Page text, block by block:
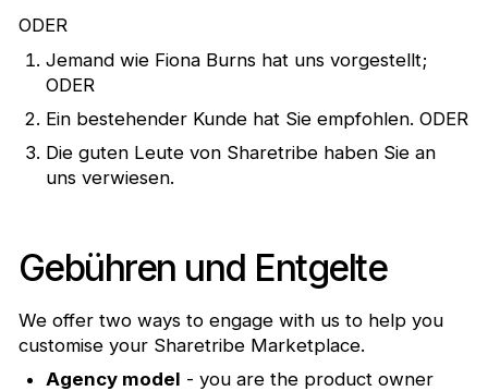
ODER
Jemand wie Fiona Burns hat uns vorgestellt;
ODER
Ein bestehender Kunde hat Sie empfohlen. ODER
Die guten Leute von Sharetribe haben Sie an
uns verwiesen.
Gebühren und Entgelte
We offer two ways to engage with us to help you
customise your Sharetribe Marketplace.
Agency model - you are the product owner